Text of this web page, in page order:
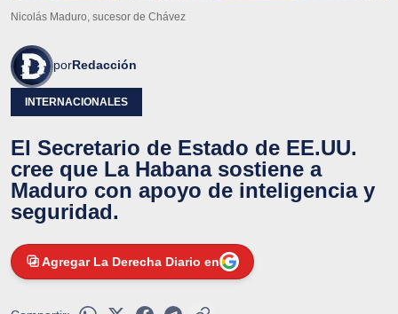
Nicolás Maduro, sucesor de Chávez
porRedacción
INTERNACIONALES
El Secretario de Estado de EE.UU.
cree que La Habana sostiene a
Maduro con apoyo de inteligencia y
seguridad.
Agregar La Derecha Diario en